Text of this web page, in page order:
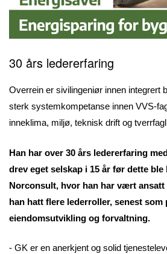
30 års ledererfaring
Overrein er sivilingeniør innen integrert
sterk systemkompetanse innen VVS-
inneklima, miljø, teknisk drift og
Han har over 30 års ledererfaring
drev eget selskap i 15 år før dette ble
Norconsult, hvor han har vært ansatt
han hatt flere lederroller, senest
eiendomsutvikling og forvaltning.
- GK er en anerkjent og solid